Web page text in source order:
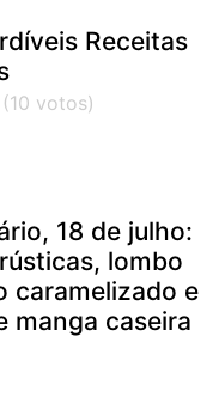
Receitas
18 de julho:
lombo
caramelizado e
manga caseira